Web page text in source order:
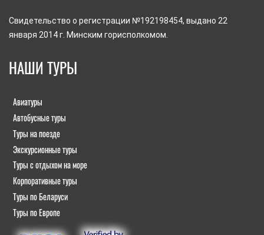
Свидетельство о регистрации №192198454, выдано 22
января 2014 г. Минским горисполкомом.
НАШИ ТУРЫ
Авиатуры
Автобусные туры
Туры на поезде
Экскурсионные туры
Туры с отдыхом на море
Корпоративные туры
Туры по Беларуси
Туры по Европе